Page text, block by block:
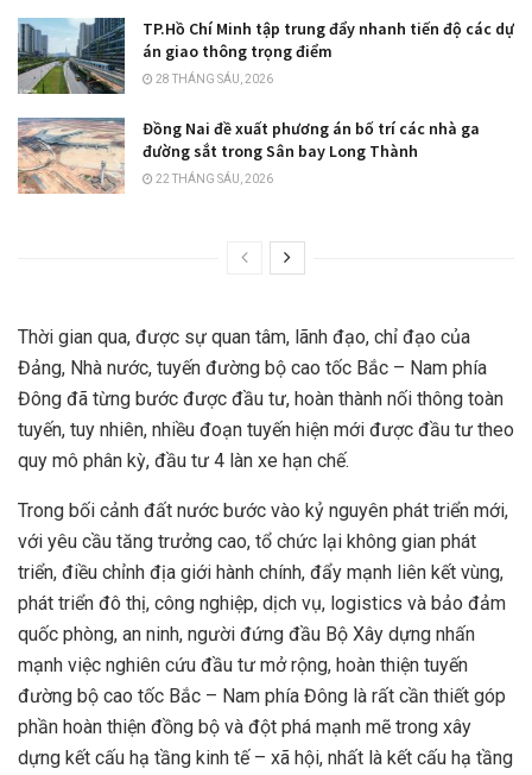
TP.Hồ Chí Minh tập trung đẩy nhanh tiến độ các dự
án giao thông trọng điểm
28 THÁNG SÁU, 2026
Đồng Nai đề xuất phương án bố trí các nhà ga
đường sắt trong Sân bay Long Thành
22 THÁNG SÁU, 2026
Thời gian qua, được sự quan tâm, lãnh đạo, chỉ đạo của
Đảng, Nhà nước, tuyến đường bộ cao tốc Bắc – Nam phía
Đông đã từng bước được đầu tư, hoàn thành nối thông toàn
tuyến, tuy nhiên, nhiều đoạn tuyến hiện mới được đầu tư theo
quy mô phân kỳ, đầu tư 4 làn xe hạn chế.
Trong bối cảnh đất nước bước vào kỷ nguyên phát triển mới,
với yêu cầu tăng trưởng cao, tổ chức lại không gian phát
triển, điều chỉnh địa giới hành chính, đẩy mạnh liên kết vùng,
phát triển đô thị, công nghiệp, dịch vụ, logistics và bảo đảm
quốc phòng, an ninh, người đứng đầu Bộ Xây dựng nhấn
mạnh việc nghiên cứu đầu tư mở rộng, hoàn thiện tuyến
đường bộ cao tốc Bắc – Nam phía Đông là rất cần thiết góp
phần hoàn thiện đồng bộ và đột phá mạnh mẽ trong xây
dựng kết cấu hạ tầng kinh tế – xã hội, nhất là kết cấu hạ tầng